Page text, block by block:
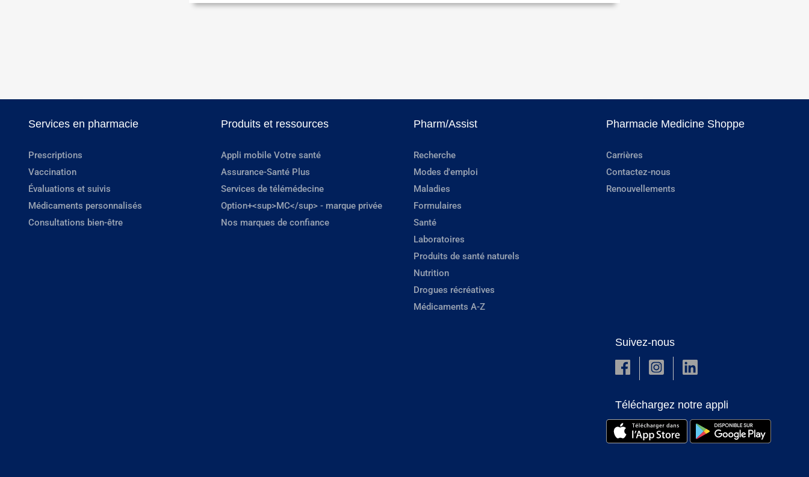
Services en pharmacie
Prescriptions
Vaccination
Évaluations et suivis
Médicaments personnalisés
Consultations bien-être
Produits et ressources
Appli mobile Votre santé
Assurance-Santé Plus
Services de télémédecine
Option+<sup>MC</sup> - marque privée
Nos marques de confiance
Pharm/Assist
Recherche
Modes d'emploi
Maladies
Formulaires
Santé
Laboratoires
Produits de santé naturels
Nutrition
Drogues récréatives
Médicaments A-Z
Pharmacie Medicine Shoppe
Carrières
Contactez-nous
Renouvellements
Suivez-nous
Téléchargez notre appli